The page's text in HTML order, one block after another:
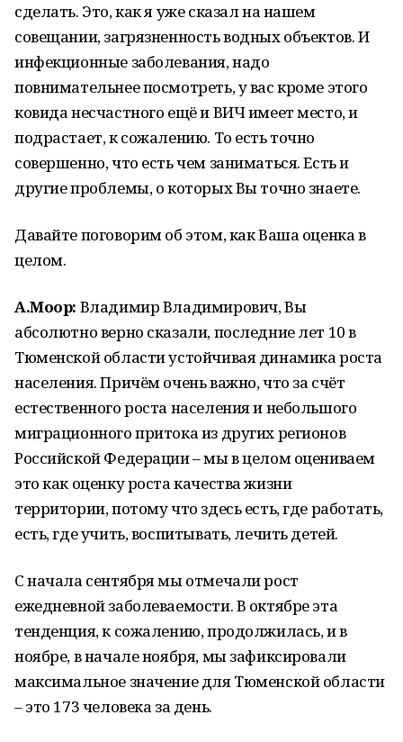
сделать. Это, как я уже сказал на нашем
совещании, загрязненность водных объектов. И
инфекционные заболевания, надо
повнимательнее посмотреть, у вас кроме этого
ковида несчастного ещё и ВИЧ имеет место, и
подрастает, к сожалению. То есть точно
совершенно, что есть чем заниматься. Есть и
другие проблемы, о которых Вы точно знаете.
Давайте поговорим об этом, как Ваша оценка в
целом.
А.Моор: Владимир Владимирович, Вы
абсолютно верно сказали, последние лет 10 в
Тюменской области устойчивая динамика роста
населения. Причём очень важно, что за счёт
естественного роста населения и небольшого
миграционного притока из других регионов
Российской Федерации – мы в целом оцениваем
это как оценку роста качества жизни
территории, потому что здесь есть, где работать,
есть, где учить, воспитывать, лечить детей.
С начала сентября мы отмечали рост
ежедневной заболеваемости. В октябре эта
тенденция, к сожалению, продолжилась, и в
ноябре, в начале ноября, мы зафиксировали
максимальное значение для Тюменской области
– это 173 человека за день.